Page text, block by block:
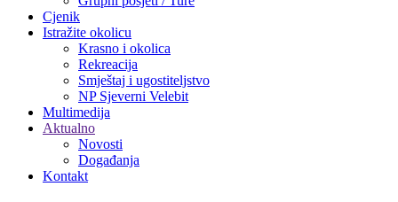
Cjenik
Istražite okolicu
Krasno i okolica
Rekreacija
Smještaj i ugostiteljstvo
NP Sjeverni Velebit
Multimedija
Aktualno
Novosti
Događanja
Kontakt